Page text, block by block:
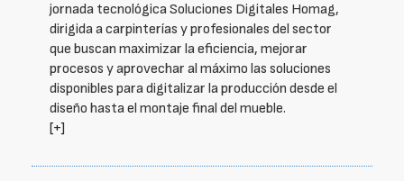
jornada tecnológica Soluciones Digitales Homag,
dirigida a carpinterías y profesionales del sector
que buscan maximizar la eficiencia, mejorar
procesos y aprovechar al máximo las soluciones
disponibles para digitalizar la producción desde el
diseño hasta el montaje final del mueble.
[+]